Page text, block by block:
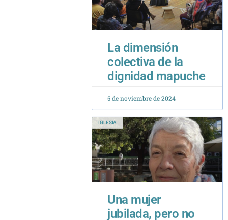
La dimensión
dignidad mapuche
5 de noviembre de 2024
IGLESIA
Una mujer
tanto